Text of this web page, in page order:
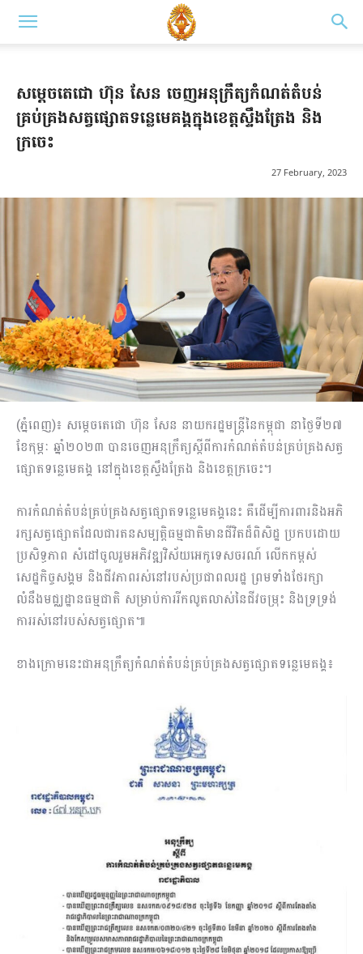
សម្ដេចតេជោ ហ៊ុន សែន ចេញអនុក្រឹត្យកំណត់តំបន់
គ្រប់គ្រងសត្វផ្សោតទន្លេមេគង្គក្នុងខេត្តស្ទឹងត្រែង និង
ក្រចេះ
27 February, 2023
(ភ្នំពេញ)៖ សម្ដេចតេជោ ហ៊ុន សែន នាយករដ្ឋមន្ត្រីនៃកម្ពុជា នាថ្ងៃទី២៧
ខែកុម្ភៈ ឆ្នាំ២០២៣ បានចេញអនុក្រឹត្យស្ដីពីការកំណត់តំបន់គ្រប់គ្រងសត្វ
ផ្សោតទន្លេមេគង្គ នៅក្នុងខេត្តស្ទឹងត្រែង និងខេត្តក្រចេះ។
ការកំណត់តំបន់គ្រប់គ្រងសត្វផ្សោតទន្លេមេគង្គនេះ គឺដើម្បីការពារនិងអភិ
រក្សសត្វផ្សោតដែលជារតនសម្បត្តិធម្មជាតិមានជីវិតដ៏ពិសិដ្ឋ ប្រកបដោយ
ប្រសិទ្ធភាព សំដៅចូលរួមអភិវឌ្ឍវិស័យអេកូទេសចរណ៍ លើកកម្ពស់
សេដ្ឋកិច្ចសង្គម និងជីវភាពរស់នៅរបស់ប្រជាពលរដ្ឋ ព្រមទាំងថែរក្សា
លំនឹងមជ្ឈដ្ឋានធម្មជាតិ សម្រាប់ការរីកលូតលាស់នៃជីវចម្រុះ និងទ្រទ្រង់
ការរស់នៅរបស់សត្វផ្សោត៕
ខាងក្រោមនេះជាអនុក្រឹត្យកំណត់តំបន់គ្រប់គ្រងសត្វផ្សោតទន្លេមេគង្គ៖